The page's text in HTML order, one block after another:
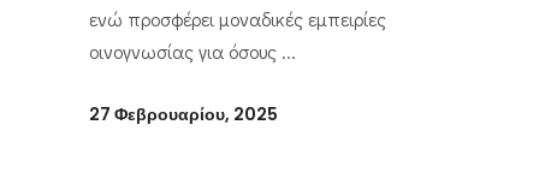
ενώ προσφέρει μοναδικές εμπειρίες
οινογνωσίας για όσους
27 Φεβρουαρίου, 2025